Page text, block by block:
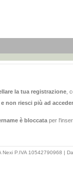
la tua registrazione,
non riesci più ad
è bloccataper
P.IVA 10542790968 |